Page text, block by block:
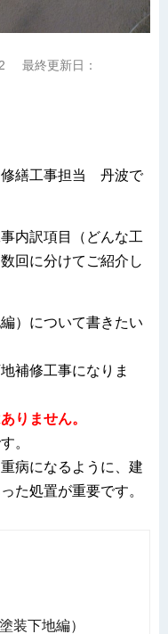
最終更新日：
繕工事担当 丹波で
内訳項目（どんな工
回に分けてご紹介し
）について書きたい
補修工事になりま
りません。
。
病になるように、建
た処置が重要です。
装下地編）